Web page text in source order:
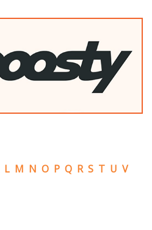
L M N O P Q R S T U V